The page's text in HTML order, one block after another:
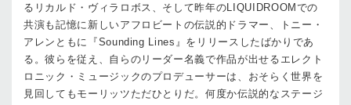
るリカルド・ヴィラロボス、そして昨年のLIQUIDROOMでの
共演も記憶に新しいアフロビートの伝説的ドラマー、トニー・
アレンともに『Sounding Lines』をリリースしたばかりであ
る。彼らを従え、自らのリーダー名義で作品が出せるエレクト
ロニック・ミュージックのプロデューサーは、おそらく世界を
見回してもモーリッツただひとりだ。何度か伝説的なステージ